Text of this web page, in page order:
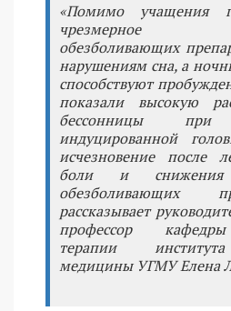
«Помимо учащения
чрезмерное
обезболивающих
нарушениям сна, а
способствуют
показали высокую
бессонницы при
индуцированной
исчезновение после
боли и снижения
обезболивающих
рассказывает
профессор
терапии
медицины УГМУ Елена